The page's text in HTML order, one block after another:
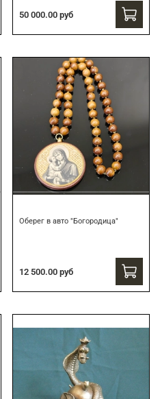
50 000.00 руб
Оберег в авто "Богородица"
12 500.00 руб